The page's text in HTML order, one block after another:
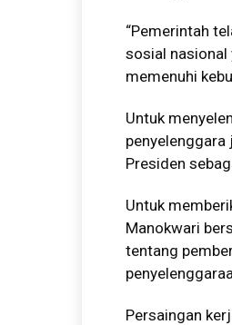
“Pemerintah
sosial nasional
memenuhi
Untuk
Presiden
Untuk
Manokwari
tentang
Persaingan